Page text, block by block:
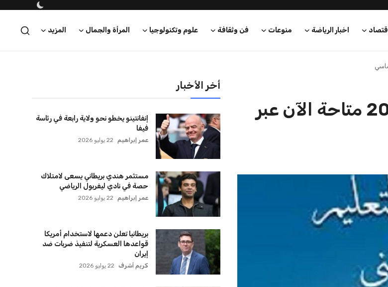
اقتصاد اخبار الرياضة منوعات فن وثقافة علوم وتكنولوجيا المرأة والجمال المزيد
نتائج سنوات النقل في القاهرة 2026 متاحة الآن عبر
أخر الأخبار
إنفانتينو يخطو نحو ولاية رابعة في رئاسة
فيفا
عمر إبراهيم 22 يوليو 2026
مستثمر هندي بريطاني يسعى لامتلاك
حصة في نادي ليفربول الرياضي
عمر إبراهيم 22 يوليو 2026
بريطانيا تعلن دعمها لاستخدام أمريكا
قواعدها العسكرية لتنفيذ ضربات ضد
إيران
كريم أشرف 22 يوليو 2026